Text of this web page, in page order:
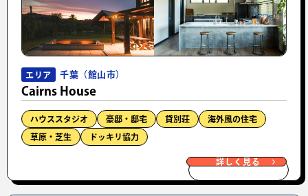
エリア 千葉（館山市）
Cairns House
ハウススタジオ 豪邸・邸宅 貸別荘 海外風の住宅
草原・芝生 ドッキリ協力
詳しく見る